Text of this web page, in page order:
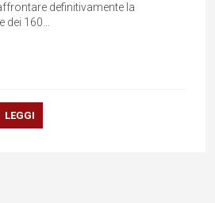
definitivamente la
160...
LEGGI